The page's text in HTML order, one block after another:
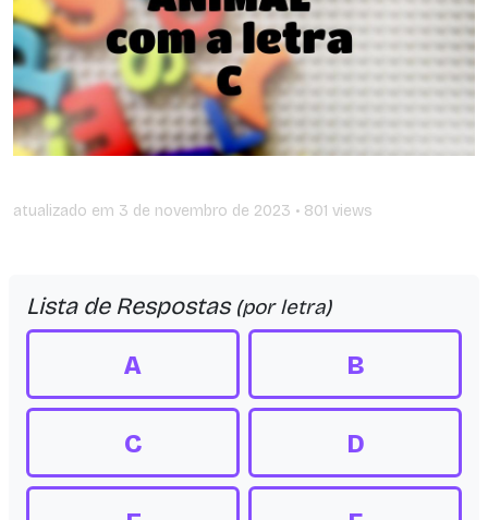
atualizado em 3 de novembro de 2023 • 801 views
Lista de Respostas (por letra)
A B
C D